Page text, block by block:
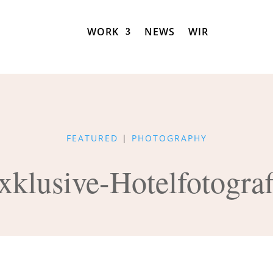
WORK NEWS WIR
FEATURED | PHOTOGRAPHY